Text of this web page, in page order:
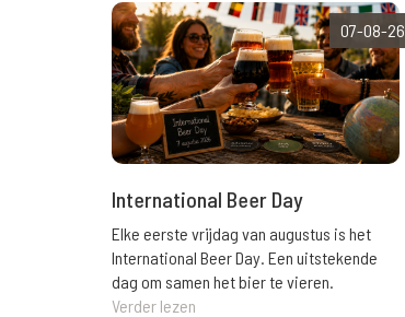
07-08-26
International Beer Day
Elke eerste vrijdag van augustus is het
International Beer Day. Een uitstekende
dag om samen het bier te vieren.
Verder lezen